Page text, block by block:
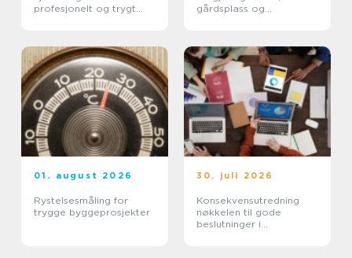
profesjonelt og trygt
gårdsplass og
01. august 2026
Rystelsesmåling for
trygge byggeprosjekter
30. juli 2026
Konsekvensutredning
nøkkelen til gode
beslutninger i